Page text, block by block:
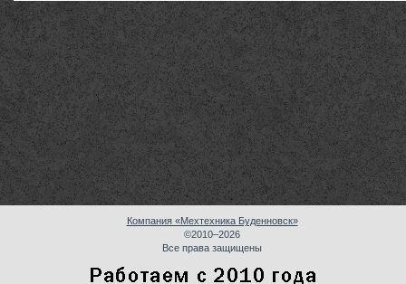
Компания «Мехтехника Буденновск»
©2010–2026
Все права защищены